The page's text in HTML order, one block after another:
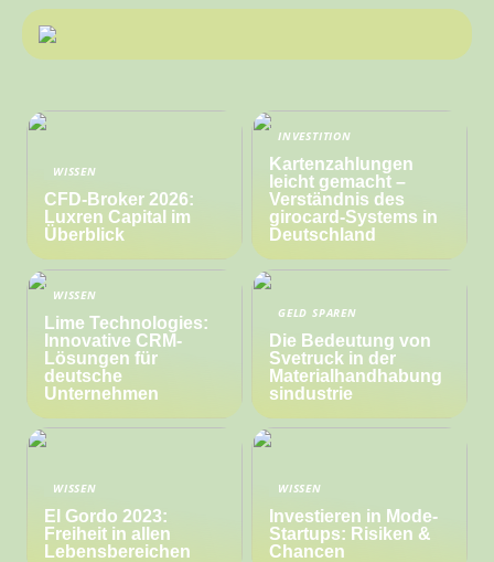
WISSEN
CFD-Broker 2026:
Luxren Capital im
Überblick
INVESTITION
Kartenzahlungen
leicht gemacht –
Verständnis des
girocard-Systems in
Deutschland
WISSEN
Lime Technologies:
Innovative CRM-
Lösungen für
deutsche
Unternehmen
GELD SPAREN
Die Bedeutung von
Svetruck in der
Materialhandhabung
sindustrie
WISSEN
El Gordo 2023:
Freiheit in allen
Lebensbereichen
WISSEN
Investieren in Mode-
Startups: Risiken &
Chancen